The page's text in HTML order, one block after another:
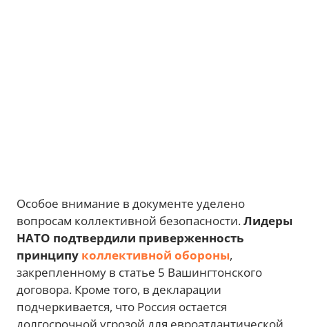
Особое внимание в документе уделено
вопросам коллективной безопасности.Лидеры
НАТО подтвердили приверженность
принципу коллективной обороны,
закрепленному в статье 5 Вашингтонского
договора. Кроме того, в декларации
подчеркивается, что Россия остается
долгосрочной угрозой для евроатлантической